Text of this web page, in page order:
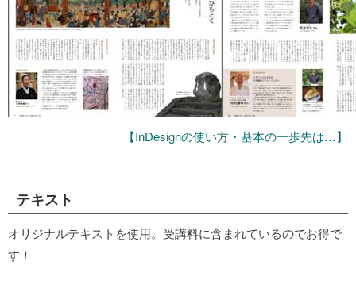
【InDesignの使い方・基本の一歩先は…】
テキスト
オリジナルテキストを使用。受講料に含まれているのでお得で
す！